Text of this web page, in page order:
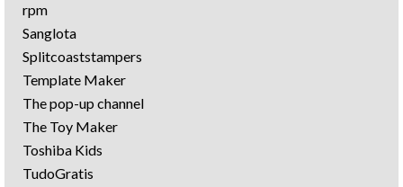
rpm
Sanglota
Splitcoaststampers
Template Maker
The pop-up channel
The Toy Maker
Toshiba Kids
TudoGratis